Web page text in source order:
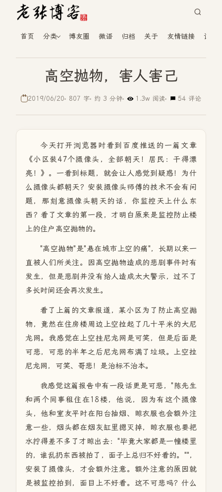
首页 分类 博友圈 微语 归档 关于 友情链接 读者
高空抛物，害人害己
2019/06/20 807 字 约 3 分钟 1.3w 阅读 54 评论
今天打开浏览器时看到百度推送的一篇文章
《小区装47个摄像头，全部朝天！居民：干得漂
亮！》。一看到标题，就会让人感觉到疑惑！为什
么摄像头都朝天？安装摄像头师傅的技术不会有问
题，那刻意摄像头朝天的话，你监控天上什么东
西？看了文章的第一段，才明白原来是监控防止楼
上的住户高空抛物的。
"高空抛物"是"悬在城市上空的痛"，长期以来一
直被人们所关注。因高空抛物造成的悲剧事件时有
发生，但是悲剧并没有给人造成太大警示，过不了
多长时间还会再次发生。
看了上篇的文章报道，某小区为了防止高空抛
物，竟然在住房楼周边上空拉起了几十平米的大尼
龙网。我感觉在上空挂尼龙网是可笑，但是后面是
可悲，可悲的半年之后尼龙网布满了垃圾。上空拉
尼龙网，可笑、哥悲！是治标不治本。
我感觉这篇报告中有一段话更是可悲，"陈先生
和两个同事租住在18楼，他说，因为有这个摄像
头，他和室友平时在阳台抽烟、晾衣服也会额外注
意一些，烟头都在烟灰缸里摁灭掉，晾衣服也要把
水拧得差不多了才晾出去："毕竟大家都是一幢楼里
的，谁乱扔东西被拍了，面子上总归不好看的。""，
安装了摄像头，才会额外注意。额外注意的原因就
是被监控拍到，面目上不好看。这不可悲吗？什么